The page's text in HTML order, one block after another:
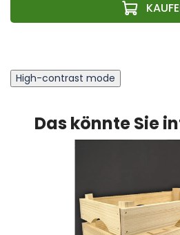
High-contrast mode
Das könnte Sie